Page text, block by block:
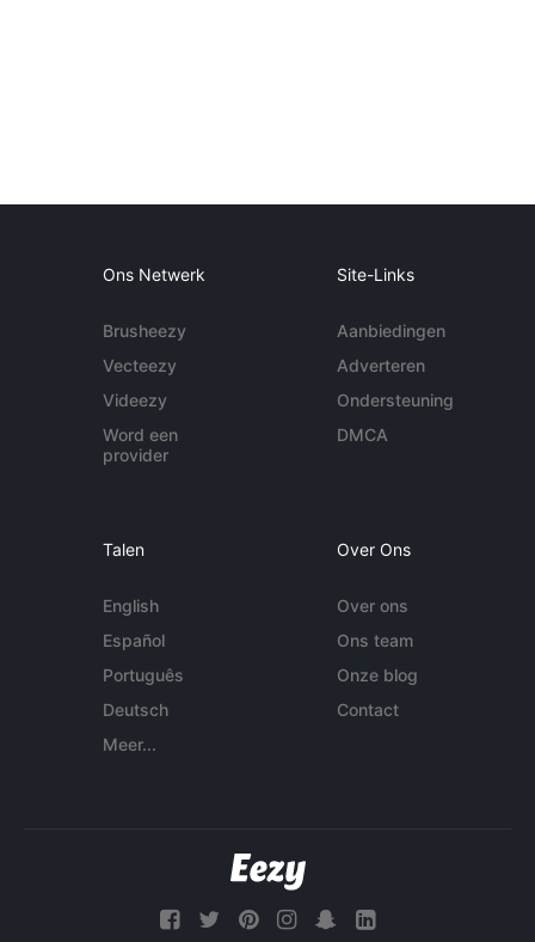
Ons Netwerk
Brusheezy
Vecteezy
Videezy
Word een
provider
Site-Links
Aanbiedingen
Adverteren
Ondersteuning
DMCA
Talen
English
Español
Português
Deutsch
Meer...
Over Ons
Over ons
Ons team
Onze blog
Contact